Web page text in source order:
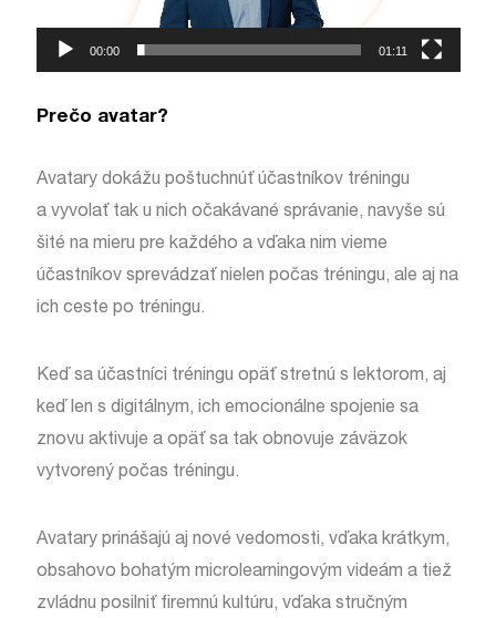
00:00 01:11
Prečo avatar?
Avatary dokážu poštuchnúť účastníkov tréningu
a vyvolať tak u nich očakávané správanie, navyše sú
šité na mieru pre každého a vďaka nim vieme
účastníkov sprevádzať nielen počas tréningu, ale aj na
ich ceste po tréningu.
Keď sa účastníci tréningu opäť stretnú s lektorom, aj
keď len s digitálnym, ich emocionálne spojenie sa
znovu aktivuje a opäť sa tak obnovuje záväzok
vytvorený počas tréningu.
Avatary prinášajú aj nové vedomosti, vďaka krátkym,
obsahovo bohatým microlearningovým videám a tiež
zvládnu posilniť firemnú kultúru, vďaka stručným